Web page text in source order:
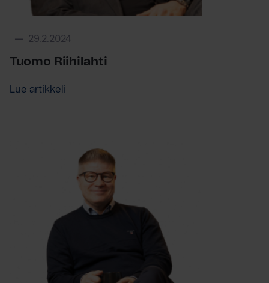
29.2.2024
Tuomo Riihilahti
Lue artikkeli